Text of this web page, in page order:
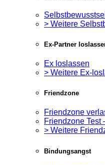
> Weitere
Ex-Partner
Ex loslassen
> Weitere Ex-
Friendzone
Friendzone
Friendzone Test
> Weitere
Bindungsangst